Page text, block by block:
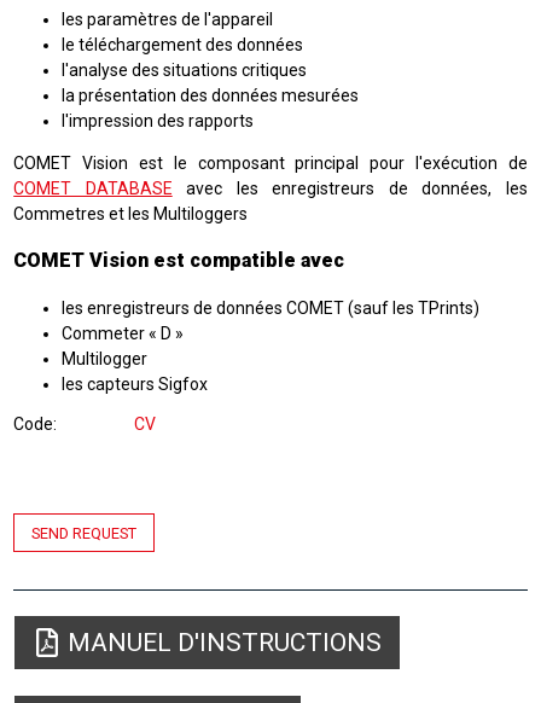
les paramètres de l'appareil
le téléchargement des données
l'analyse des situations critiques
la présentation des données mesurées
l'impression des rapports
COMET Vision est le composant principal pour l'exécution de
COMET DATABASE avec les enregistreurs de données, les
Commetres et les Multiloggers
COMET Vision est compatible avec
les enregistreurs de données COMET (sauf les TPrints)
Commeter « D »
Multilogger
les capteurs Sigfox
Code CV
SEND REQUEST
MANUEL D'INSTRUCTIONS